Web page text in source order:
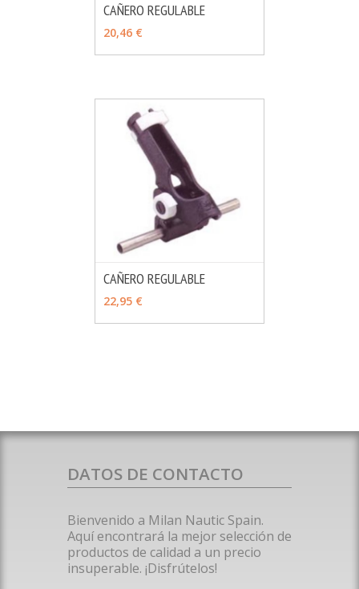
CAÑERO REGULABLE
20,46 €
CAÑERO REGULABLE
22,95 €
DATOS DE CONTACTO
Bienvenido a Milan Nautic Spain.
Aquí encontrará la mejor selección de
productos de calidad a un precio
insuperable. ¡Disfrútelos!